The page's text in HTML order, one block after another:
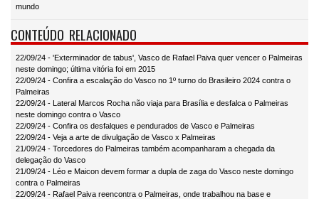
mundo
CONTEÚDO RELACIONADO
22/09/24 - 'Exterminador de tabus', Vasco de Rafael Paiva quer vencer o Palmeiras
neste domingo; última vitória foi em 2015
22/09/24 - Confira a escalação do Vasco no 1º turno do Brasileiro 2024 contra o
Palmeiras
22/09/24 - Lateral Marcos Rocha não viaja para Brasília e desfalca o Palmeiras
neste domingo contra o Vasco
22/09/24 - Confira os desfalques e pendurados de Vasco e Palmeiras
22/09/24 - Veja a arte de divulgação de Vasco x Palmeiras
21/09/24 - Torcedores do Palmeiras também acompanharam a chegada da
delegação do Vasco
21/09/24 - Léo e Maicon devem formar a dupla de zaga do Vasco neste domingo
contra o Palmeiras
22/09/24 - Rafael Paiva reencontra o Palmeiras, onde trabalhou na base e